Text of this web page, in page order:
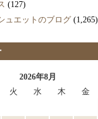
(127)
ュエットのブログ (1,265)
2026年8月
火 水 木 金